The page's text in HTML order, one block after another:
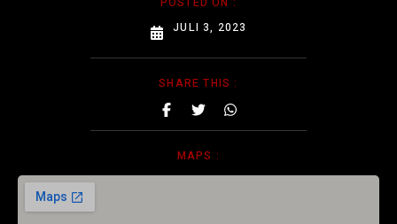
JULI 3, 2023
SHARE THIS :
MAPS :